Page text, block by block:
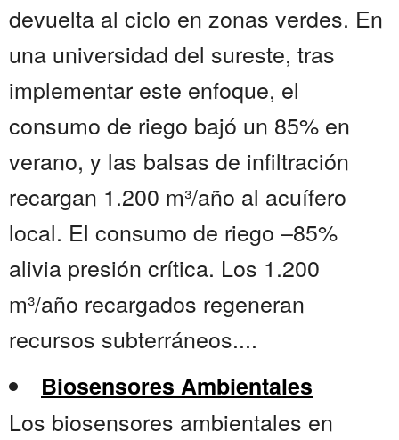
devuelta al ciclo en zonas verdes. En
una universidad del sureste, tras
implementar este enfoque, el
consumo de riego bajó un 85% en
verano, y las balsas de infiltración
recargan 1.200 m³/año al acuífero
local. El consumo de riego –85%
alivia presión crítica. Los 1.200
m³/año recargados regeneran
recursos subterráneos....
Biosensores Ambientales
Los biosensores ambientales en